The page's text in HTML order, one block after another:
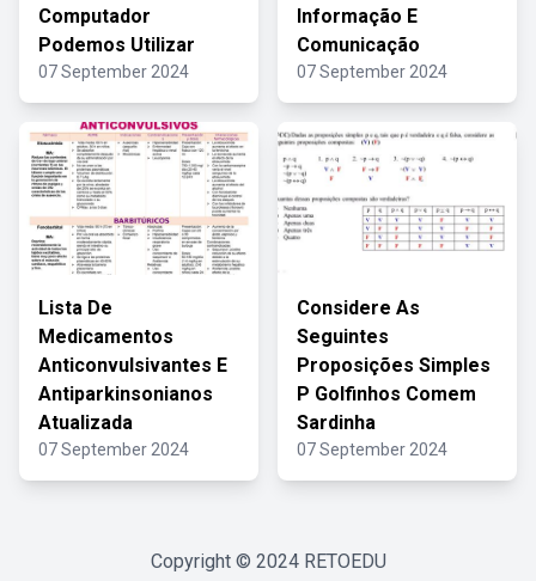
Computador
Podemos Utilizar
07 September 2024
Informação E
Comunicação
07 September 2024
Lista De
Medicamentos
Anticonvulsivantes E
Antiparkinsonianos
Atualizada
07 September 2024
Considere As
Seguintes
Proposições Simples
P Golfinhos Comem
Sardinha
07 September 2024
Copyright © 2024 RETOEDU